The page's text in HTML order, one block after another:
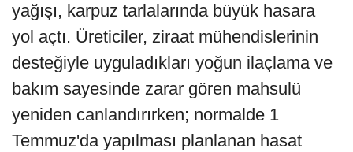
yağışı, karpuz tarlalarında büyük hasara
yol açtı. Üreticiler, ziraat mühendislerinin
desteğiyle uyguladıkları yoğun ilaçlama ve
bakım sayesinde zarar gören mahsulü
yeniden canlandırırken; normalde 1
Temmuz'da yapılması planlanan hasat